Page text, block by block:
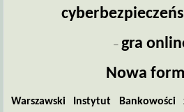
– gra
Nowa
Warszawski Instytut Bankowości